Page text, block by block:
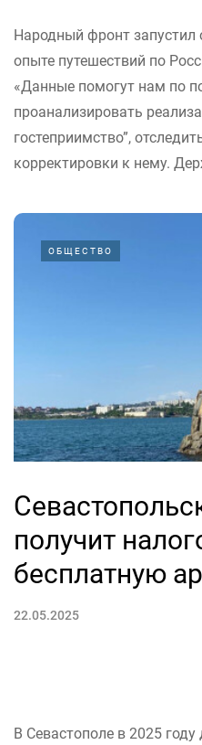
Народный фронт запустил
опыте путешествий по
«Данные помогут нам по
проанализировать
гостеприимство”,
корректировки к нему.
ОБЩЕСТВО
получит
бесплатную
22.05.2025
В Севастополе в 2025